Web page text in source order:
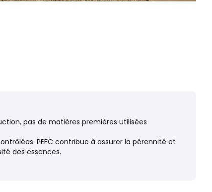
pas de matières premières utilisées
PEFC contribue à assurer la pérennité et
des essences.